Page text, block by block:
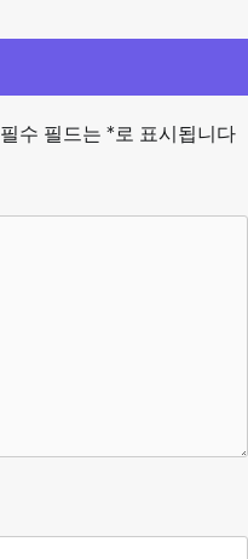
필수 필드는 *로 표시됩니다